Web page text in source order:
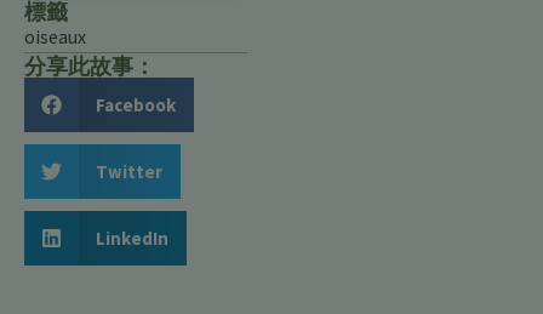
標籤
oiseaux
分享此故事：
Facebook
Twitter
LinkedIn